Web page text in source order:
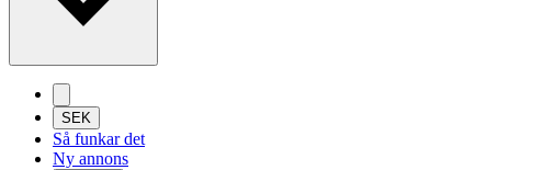
SEK
Så funkar det
Ny annons